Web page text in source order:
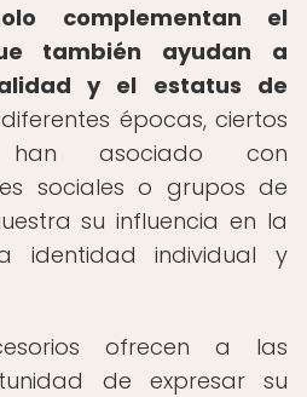
complementan el
también ayudan a
y el estatus de
diferentes épocas, ciertos
asociado con
sociales o grupos de
su influencia en la
identidad individual y
ofrecen a las
de expresar su